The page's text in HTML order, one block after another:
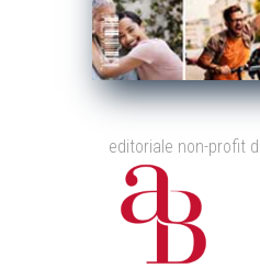
editoriale non-profit